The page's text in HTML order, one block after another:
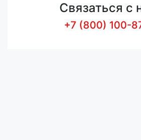
Связаться с
+7 (800) 100-